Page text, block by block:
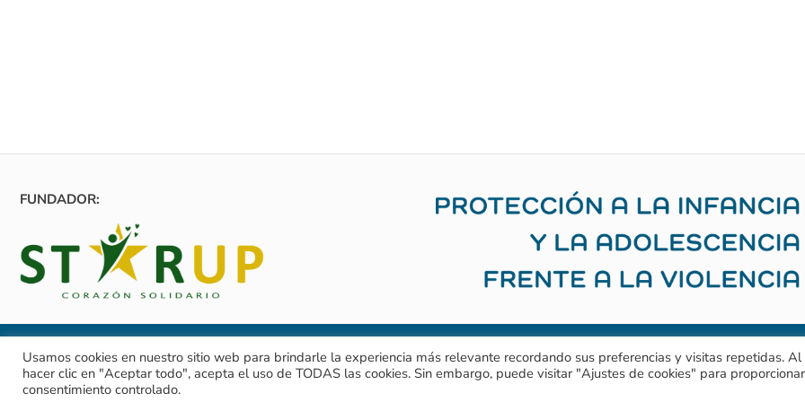
FUNDADOR:
ClaveA NoViolenciaSexualInfantil
Aviso Legal Política de Privacidad Política de Cookies
Usamos cookies en nuestro sitio web para brindarle la experiencia más relevante recordando sus preferencias y visitas repetidas. Al
hacer clic en "Aceptar todo", acepta el uso de TODAS las cookies. Sin embargo, puede visitar "Ajustes de cookies" para
consentimiento controlado.